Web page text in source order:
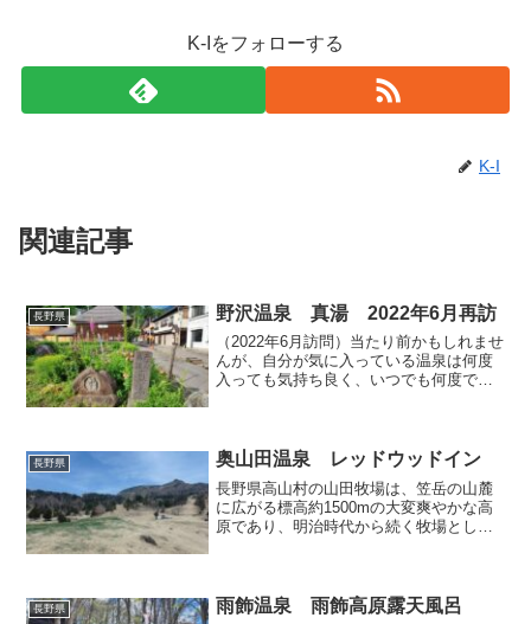
K-Iをフォローする
K-I
関連記事
長野県 野沢温泉 真湯 2022年6月再訪
（2022年6月訪問）当たり前かもしれませ
んが、自分が気に入っている温泉は何度
入っても気持ち良く、いつでも何度でも
っています。道祖神の...
長野県 奥山田温泉 レッドウッドイン
長野県高山村の山田牧場は、笠岳の山麓
に広がる標高約1500mの大変爽やかな高
原であり、明治時代から続く牧場として
す。しかもこの地には温...
長野県 雨飾温泉 雨飾高原露天風呂